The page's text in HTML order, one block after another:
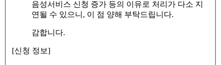
음성서비스 신청 증가 등의 이유로 처리가 다소 지
연될 수 있으니, 이 점 양해 부탁드립니다.
감합니다.
[신청 정보]